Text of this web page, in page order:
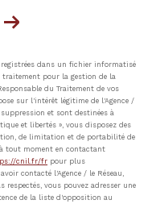
dans un fichier informatisé
pour la gestion de la
du Traitement de vos
sur l'intérêt légitime de l'Agence /
et sont destinées à
et libertés », vous disposez des
de limitation et de portabilité de
tout moment en contactant
cnil.fr/fr pour plus
contacté l'Agence / le Réseau,
vous pouvez adresser une
de la liste d'opposition au